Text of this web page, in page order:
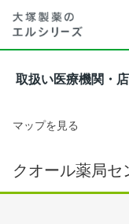
取扱い医療機関・
マップを見る
クオール薬局セ